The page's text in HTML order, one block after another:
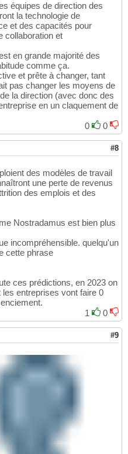
équipes de direction des
la technologie de
et des capacités pour
collaboration et
en grande majorité des
comme ça.
et prête à changer, tant
pas changer les moyens de
la direction (avec donc des
en un claquement de
0
0
#8
des modèles de travail
une perte de revenus
des emplois et des
Nostradamus est bien plus
incompréhensible. quelqu'un
cette phrase
ces prédictions, en 2023 on
entreprises vont faire 0
1
0
#9